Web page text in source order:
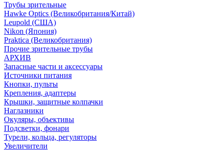
Трубы зрительные
Hawke Optics (Великобритания/Китай)
Leupold (США)
Nikon (Япония)
Praktica (Великобритания)
Прочие зрительные трубы
АРХИВ
Запасные части и аксессуары
Источники питания
Кнопки, пульты
Крепления, адаптеры
Крышки, защитные колпачки
Наглазники
Окуляры, объективы
Подсветки, фонари
Турели, кольца, регуляторы
Увеличители